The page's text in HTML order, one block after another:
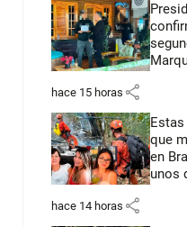
hace 15 horas share
que
en
unos
hace 14 horas share